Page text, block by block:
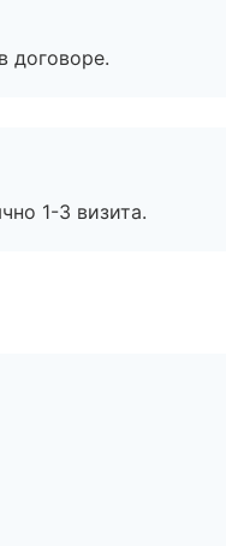
договоре.
1-3 визита.